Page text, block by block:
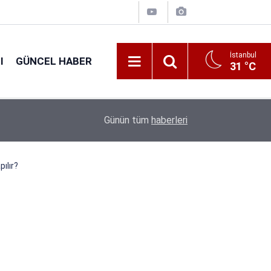
GÜNCEL HABER İstanbul
31 °C
Kıyı Emniyeti Genel Müdürlüğü 26 İşçi Alımı
Günün tüm haberleri